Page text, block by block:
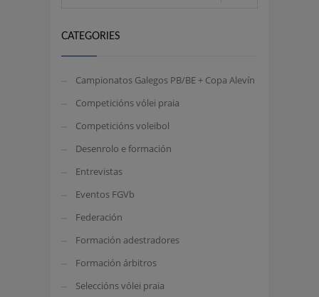
CATEGORIES
Campionatos Galegos PB/BE + Copa Alevín
Competicións vólei praia
Competicións voleibol
Desenrolo e formación
Entrevistas
Eventos FGVb
Federación
Formación adestradores
Formación árbitros
Seleccións vólei praia